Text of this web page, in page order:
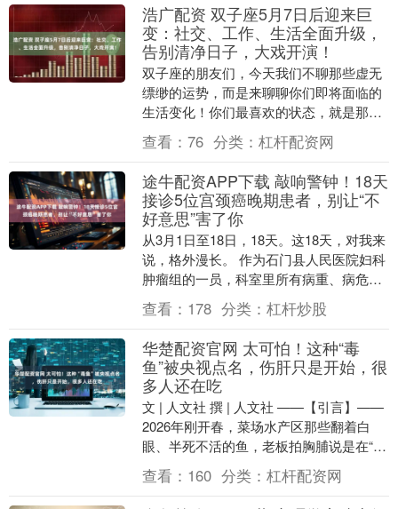
浩广配资 双子座5月7日后迎来巨
变：社交、工作、生活全面升级，
告别清净日子，大戏开演！
双子座的朋友们，今天我们不聊那些虚无
缥缈的运势，而是来聊聊你们即将面临的
生活变化！你们最喜欢的状态，就是那种
清静、安逸的日子，没人打扰，想干嘛就
干嘛，随心所欲。....
查看： 76 分类： 杠杆配资网
途牛配资APP下载 敲响警钟！18天
接诊5位宫颈癌晚期患者，别让“不
好意思”害了你
从3月1日至18日，18天。这18天，对我来
说，格外漫长。 作为石门县人民医院妇科
肿瘤组的一员，科室里所有病重、病危、
复杂的病人都集中在我们组。每天晚上，
我都要....
查看： 178 分类： 杠杆炒股
华楚配资官网 太可怕！这种“毒
鱼”被央视点名，伤肝只是开始，很
多人还在吃
文 | 人文社 撰 | 人文社 ——【引言】——
2026年刚开春，菜场水产区那些翻着白
眼、半死不活的鱼，老板拍胸脯说是在“睡
觉”，你真敢信吗？ 央视最近点名的....
查看： 160 分类： 杠杆配资网